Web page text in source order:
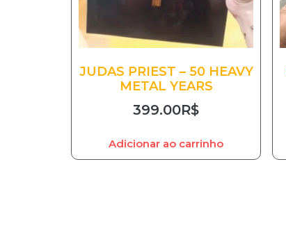
JUDAS PRIEST – 50 HEAVY
METAL YEARS
399.00R$
Adicionar ao carrinho